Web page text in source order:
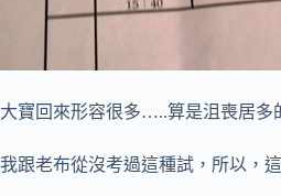
大寶回來形容很多…..算是沮喪居多
我跟老布從沒考過這種試，所以，